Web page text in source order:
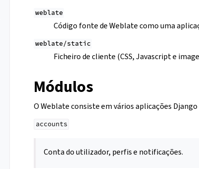
weblate
Código fonte de Weblate como uma
weblate/static
Ficheiro de cliente (CSS, Javascript e
Módulos
O Weblate consiste em vários aplicações
accounts
Conta do utilizador, perfis e notificações.